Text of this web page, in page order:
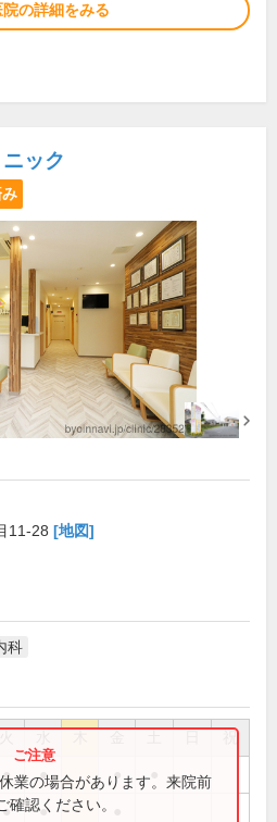
院の詳細をみる
ック
11-28 [地図]
科
祝
● ● ●
● ●
業の場合があります。来院前
認ください。